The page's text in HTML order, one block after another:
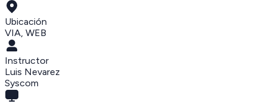
Ubicación
VIA WEB
Instructor
Luis Nevarez
Syscom